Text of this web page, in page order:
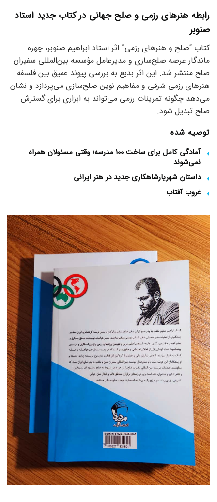
رابطه هنرهای رزمی و صلح جهانی در کتاب جدید استاد
صنوبر
کتاب “صلح و هنرهای رزمی” اثر استاد ابراهیم صنوبر، چهره
ماندگار عرصه صلح‌سازی و مدیرعامل مؤسسه بین‌المللی سفیران
صلح منتشر شد. این اثر بدیع به بررسی پیوند عمیق بین فلسفه
هنرهای رزمی شرقی و مفاهیم نوین صلح‌سازی می‌پردازد و نشان
می‌دهد چگونه تمرینات رزمی می‌تواند به ابزاری برای گسترش
صلح تبدیل شود.
توصیه شده
آمادگی کامل برای ساخت ۱۰۰ مدرسه؛ وقتی مسئولان همراه
نمی‌شوند
داستان شهریارشاهکاری جدید در هنر ایرانی
غروب آفتاب